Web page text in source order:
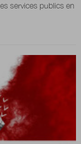
services publics en